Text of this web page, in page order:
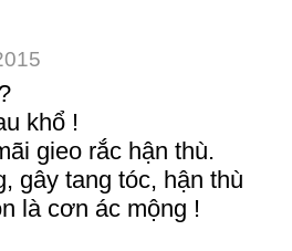
khổ !
gieo rắc hận thù.
gây tang tóc, hận thù
là cơn ác mộng !